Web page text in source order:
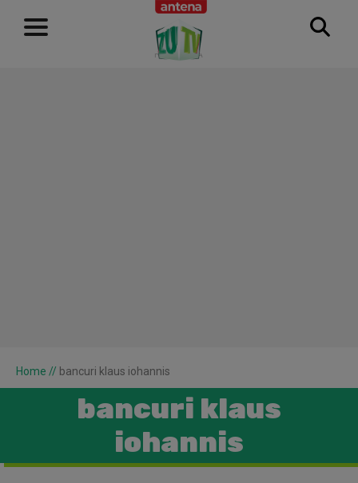
RECLAMĂ
Home // bancuri klaus iohannis
bancuri klaus
iohannis